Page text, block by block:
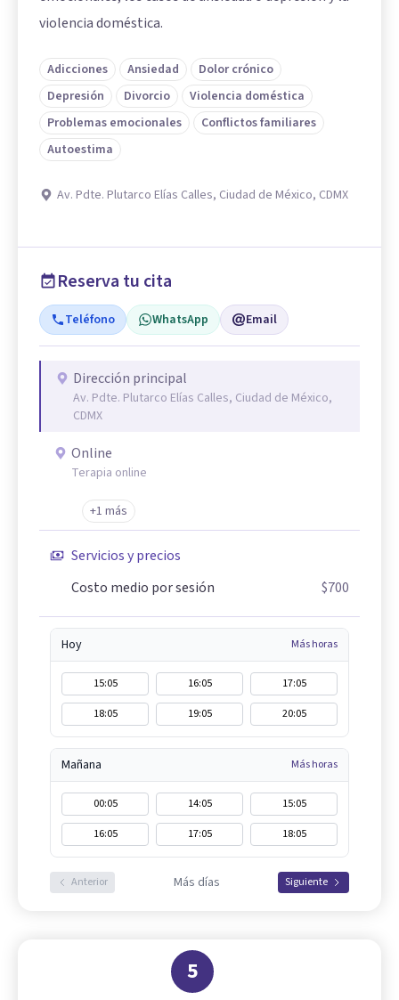
violencia doméstica.
Adicciones Ansiedad
Dolor crónico
Depresión
Divorcio
Violencia doméstica
Problemas emocionales
Conflictos familiares
Autoestima
Av. Pdte. Plutarco Elías Calles, Ciudad de México, CDMX
Reserva tu cita
Teléfono WhatsApp Email
Dirección principal
Av. Pdte. Plutarco Elías Calles, Ciudad de México,
CDMX
Online
Terapia online
+1 más
Servicios y precios
Costo medio por sesión
$700
Hoy Más horas
15:05 16:05
17:05
18:05
19:05 20:05
Mañana Más horas
00:05 14:05
15:05
16:05
17:05 18:05
Anterior Más días Siguiente
5